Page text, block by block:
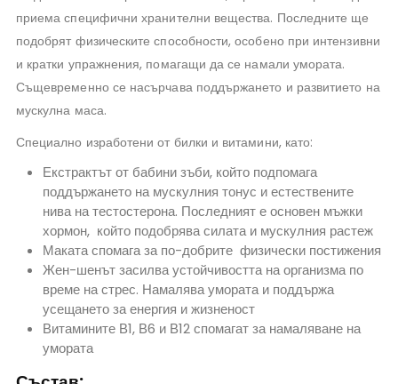
приема специфични хранителни вещества. Последните ще
подобрят физическите способности, особено при интензивни
и кратки упражнения, помагащи да се намали умората.
Същевременно се насърчава поддържането и развитието на
мускулна маса.
Специално изработени от билки и витамини, като:
Екстрактът от бабини зъби, който подпомага
поддържането на мускулния тонус и естествените
нива на тестостерона. Последният е основен мъжки
хормон, който подобрява силата и мускулния растеж
Маката спомага за по-добрите физически постижения
Жен-шенът засилва устойчивостта на организма по
време на стрес. Намалява умората и поддържа
усещането за енергия и жизненост
Витамините В1, В6 и В12 спомагат за намаляване на
умората